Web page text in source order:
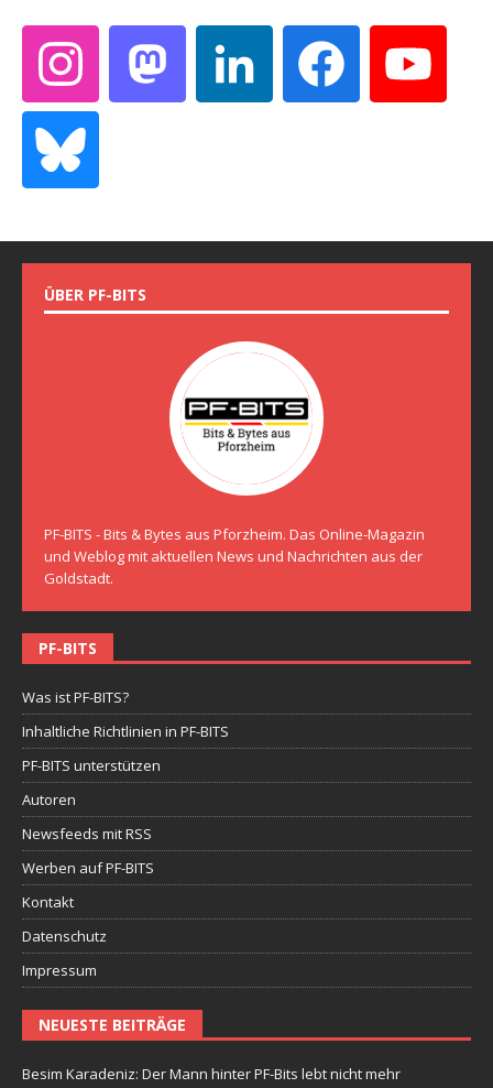
ÜBER PF-BITS
PF-BITS - Bits & Bytes aus Pforzheim. Das Online-Magazin
und Weblog mit aktuellen News und Nachrichten aus der
Goldstadt.
PF-BITS
Was ist PF-BITS?
Inhaltliche Richtlinien in PF-BITS
PF-BITS unterstützen
Autoren
Newsfeeds mit RSS
Werben auf PF-BITS
Kontakt
Datenschutz
Impressum
NEUESTE BEITRÄGE
Besim Karadeniz: Der Mann hinter PF-Bits lebt nicht mehr